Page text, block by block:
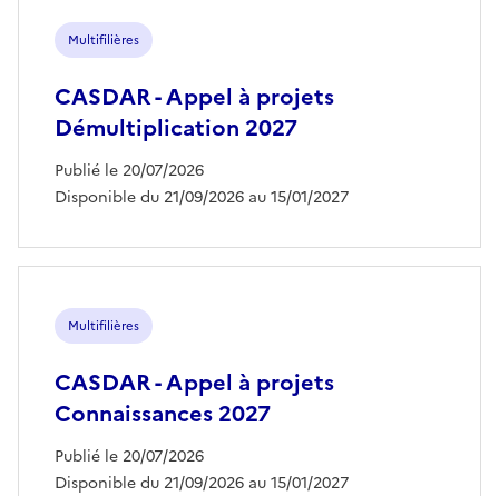
Multifilières
CASDAR - Appel à projets
Démultiplication 2027
Publié le 20/07/2026
Disponible du 21/09/2026 au 15/01/2027
Multifilières
CASDAR - Appel à projets
Connaissances 2027
Publié le 20/07/2026
Disponible du 21/09/2026 au 15/01/2027